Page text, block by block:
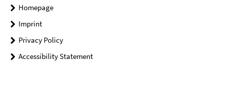
Homepage
Imprint
Privacy Policy
Accessibility Statement